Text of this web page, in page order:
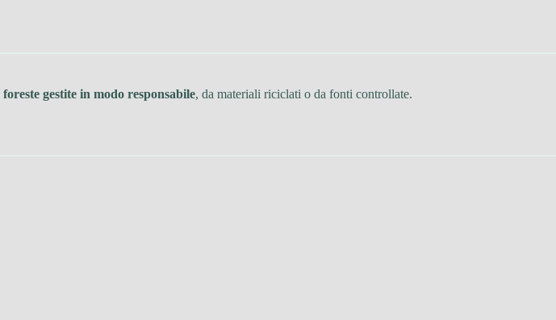
foreste gestite in modo responsabile, da materiali riciclati o da fonti controllate.